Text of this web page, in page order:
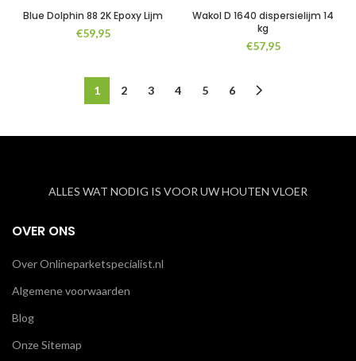
Blue Dolphin 88 2K Epoxy Lijm
€59,95
Wakol D 1640 dispersielijm 14
kg
€57,95
1 2 3 4 5 6
ALLES WAT NODIG IS VOOR UW HOUTEN VLOER
OVER ONS
Over Onlineparketspecialist.nl
Algemene voorwaarden
Blog
Onze Sitemap